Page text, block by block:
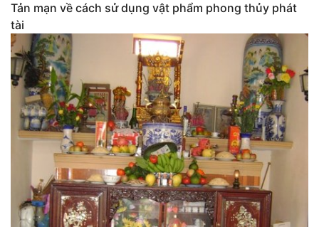
Tản mạn về cách sử dụng vật phẩm phong thủy phát
tài